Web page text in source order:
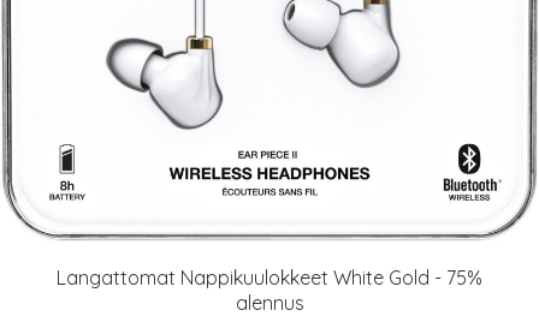
Langattomat Nappikuulokkeet White Gold - 75%
alennus